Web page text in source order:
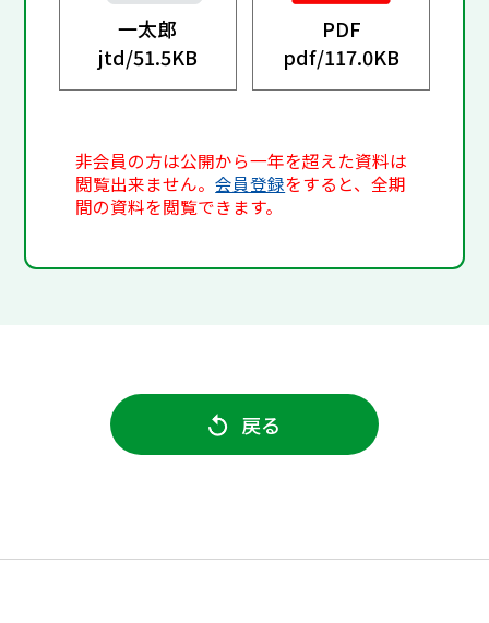
一太郎
jtd/51.5KB
PDF
pdf/117.0KB
非会員の方は公開から一年を超えた資料は
閲覧出来ません。会員登録をすると、全期
間の資料を閲覧できます。
戻る